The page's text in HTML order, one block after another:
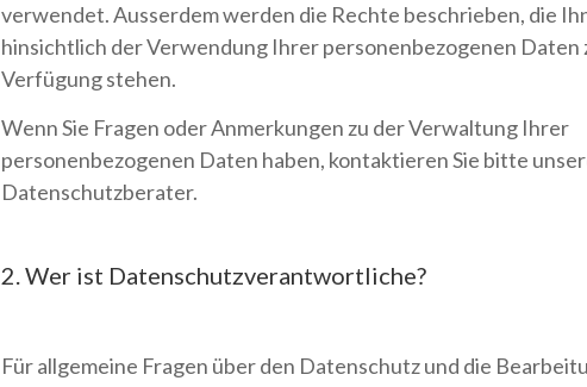
verwendet. Ausserdem werden die Rechte beschrieben, die
hinsichtlich der Verwendung Ihrer personenbezogenen Daten
Verfügung stehen.
Wenn Sie Fragen oder Anmerkungen zu der Verwaltung Ihrer
personenbezogenen Daten haben, kontaktieren Sie bitte
Datenschutzberater.
2. Wer ist Datenschutzverantwortliche?
Für allgemeine Fragen über den Datenschutz und die